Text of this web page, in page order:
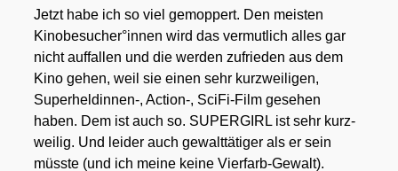
Jetzt habe ich so viel gemop­pert. Den meis­ten
Kinobesucher°innen wird das ver­mut­lich alles gar
nicht auf­fal­len und die wer­den zufrie­den aus dem
Kino gehen, weil sie einen sehr kurz­wei­li­gen,
Superheldinnen‑, Action‑, Sci­Fi-Film gese­hen
haben. Dem ist auch so. SUPERGIRL ist sehr kurz­
wei­lig. Und lei­der auch gewalt­tä­ti­ger als er sein
müss­te (und ich mei­ne kei­ne Vier­farb-Gewalt).